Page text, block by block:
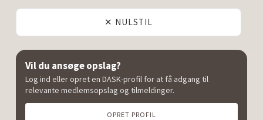
✕ NULSTIL
Vil du ansøge opslag?
Log ind eller opret en DASK-profil for at få adgang til
relevante medlemsopslag og tilmeldinger.
OPRET PROFIL